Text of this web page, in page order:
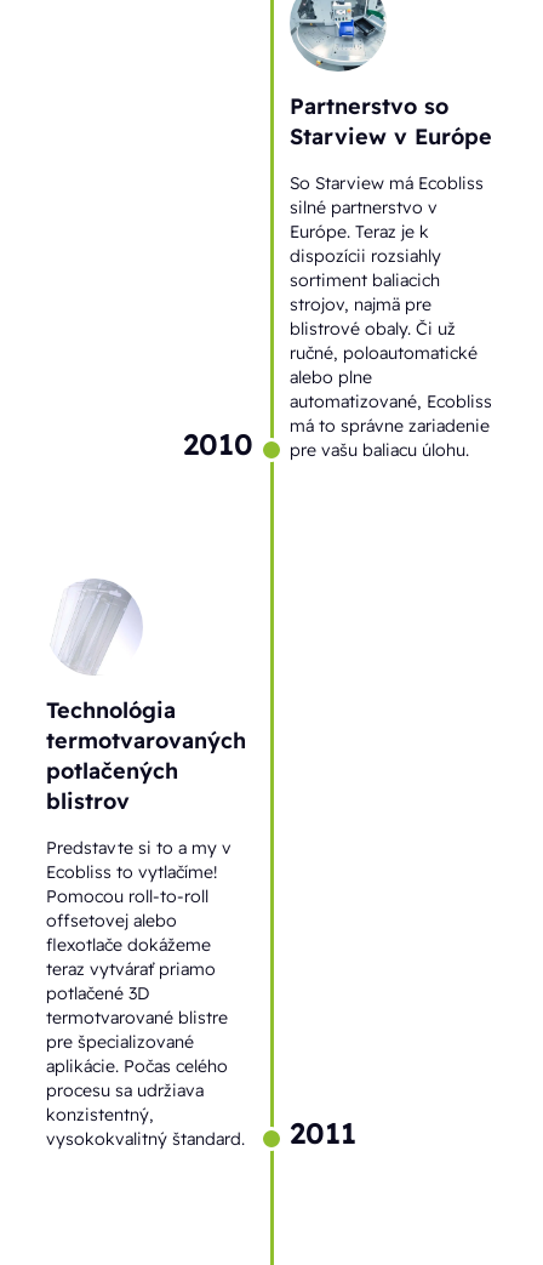
2010
Partnerstvo so
Starview v Európe
So Starview má Ecobliss
silné partnerstvo v
Európe. Teraz je k
dispozícii rozsiahly
sortiment baliacich
strojov, najmä pre
blistrové obaly. Či už
ručné, poloautomatické
alebo plne
automatizované, Ecobliss
má to správne zariadenie
pre vašu baliacu úlohu.
Technológia
termotvarovaných
potlačených
blistrov
Predstavte si to a my v
Ecobliss to vytlačíme!
Pomocou roll-to-roll
offsetovej alebo
flexotlače dokážeme
teraz vytvárať priamo
potlačené 3D
termotvarované blistre
pre špecializované
aplikácie. Počas celého
procesu sa udržiava
konzistentný,
vysokokvalitný štandard.
2011